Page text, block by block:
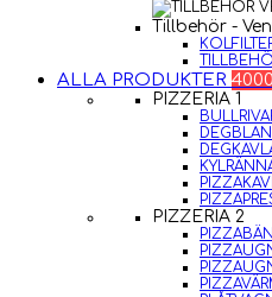
Tillbehör -
ALLA PRODUKTER
PIZZERIA 1
PIZZERIA 2